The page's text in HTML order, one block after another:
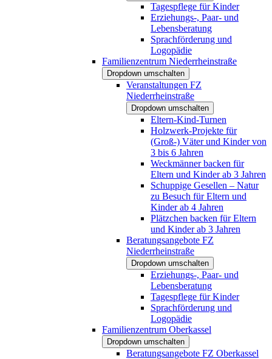
Tagespflege für Kinder
Erziehungs-, Paar- und
Lebensberatung
Sprachförderung und
Logopädie
Familienzentrum Niederrheinstraße
Dropdown umschalten
Veranstaltungen FZ
Niederrheinstraße
Dropdown umschalten
Eltern-Kind-Turnen
Holzwerk-Projekte für
(Groß-) Väter und Kinder von
3 bis 6 Jahren
Weckmänner backen für
Eltern und Kinder ab 3 Jahren
Schuppige Gesellen – Natur
zu Besuch für Eltern und
Kinder ab 4 Jahren
Plätzchen backen für Eltern
und Kinder ab 3 Jahren
Beratungsangebote FZ
Niederrheinstraße
Dropdown umschalten
Erziehungs-, Paar- und
Lebensberatung
Tagespflege für Kinder
Sprachförderung und
Logopädie
Familienzentrum Oberkassel
Dropdown umschalten
Beratungsangebote FZ Oberkassel